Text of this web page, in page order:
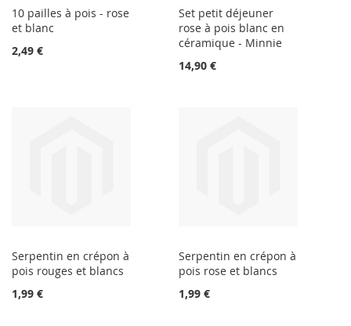
10 pailles à pois - rose
et blanc
2,49 €
Set petit déjeuner
rose à pois blanc en
céramique - Minnie
14,90 €
Serpentin en crépon à
pois rouges et blancs
1,99 €
Serpentin en crépon à
pois rose et blancs
1,99 €